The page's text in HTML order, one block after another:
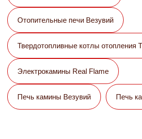
Отопительные печи Везувий
Твердотопливные котлы отопления
Электрокамины Real Flame
Печь камины Везувий Печь